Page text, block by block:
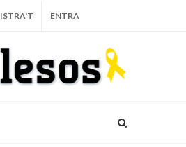
ENTRA